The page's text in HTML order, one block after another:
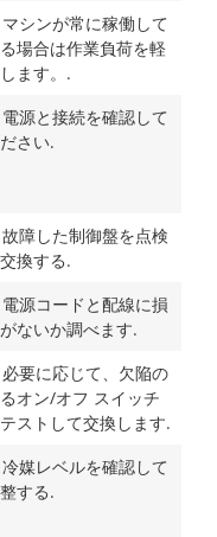
シンが常に稼働して
場合は作業負荷を軽
ます。.
源と接続を確認して
さい.
障した制御盤を点検
換する.
源コードと配線に損
ないか調べます.
要に応じて、欠陥の
オン/オフ スイッチ
ストして交換します.
媒レベルを確認して
する.